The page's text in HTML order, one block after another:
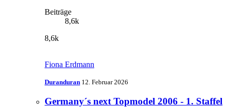
Beiträge
8,6k
8,6k
Fiona Erdmann
Duranduran 12. Februar 2026
Germany´s next Topmodel 2006 - 1. Staffel